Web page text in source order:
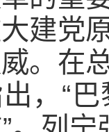
建党
。在
，“